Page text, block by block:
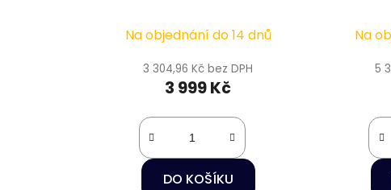
Na objednání do 14 dnů
3 304,96 Kč bez DPH
3 999 Kč
DO KOŠÍKU
Na
5